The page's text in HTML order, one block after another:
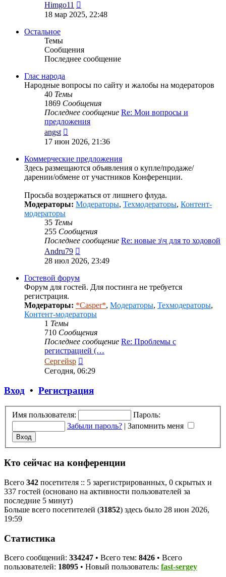
Himgo11
к
18 мар 2025, 22:48
Остальное
Темы
Сообщения
Последнее сообщение
Глас народа
Народные вопросы по сайту и жалобы на модераторов
40 Темы
1869 Сообщения
Последнее сообщение Re: Мои вопросы и
предложения
angst
к
сообщению
17 июн 2026, 21:36
Коммерческие предложения
Здесь размещаются объявления о купле/продаже/
дарении/обмене от участников Конференции.
Просьба воздержаться от лишнего флуда.
Модераторы: Модераторы, Техмодераторы, Контент-
модераторы
35 Темы
255 Сообщения
Последнее сообщение Re: новые з\ч для то ходовой
Andru79
к
28 июл 2026, 23:49
Гостевой форум
Форум для гостей. Для постинга не требуется
регистрация.
Модераторы: *Casper*, Модераторы, Техмодераторы,
Контент-модераторы
1 Темы
710 Сообщения
Последнее сообщение Re: Проблемы с
регистрацией (…
Сергейsp
к
Сегодня, 06:29
Вход • Регистрация
Имя пользователя:
Пароль:
Забыли пароль? | Запомнить меня
Кто сейчас на конференции
Всего 342 посетителя :: 5 зарегистрированных, 0 скрытых и
337 гостей (основано на активности пользователей за
последние 5 минут)
Больше всего посетителей (31852) здесь было 28 июн 2026,
19:59
Статистика
Всего сообщений: 334247 • Всего тем: 8426 • Всего
пользователей: 18095 • Новый пользователь: fast-sergey